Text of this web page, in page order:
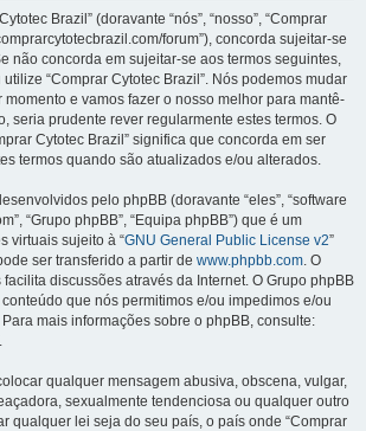
Brazil” (doravante “nós”, “nosso”, “Comprar
forum”), concorda sujeitar-se
não concorda em sujeitar-se aos termos seguintes,
“Comprar Cytotec Brazil”. Nós podemos mudar
e vamos fazer o nosso melhor para mantê-
seria prudente rever regularmente estes termos. O
Cytotec Brazil” significa que concorda em ser
termos quando são atualizados e/ou alterados.
pelo phpBB (doravante “eles”, “software
“Grupo phpBB”, “Equipa phpBB”) que é um
virtuais sujeito à “GNU General Public License v2”
ser transferido a partir de www.phpbb.com. O
discussões através da Internet. O Grupo phpBB
que nós permitimos e/ou impedimos e/ou
mais informações sobre o phpBB, consulte:
.
qualquer mensagem abusiva, obscena, vulgar,
sexualmente tendenciosa ou qualquer outro
qualquer lei seja do seu país, o país onde “Comprar